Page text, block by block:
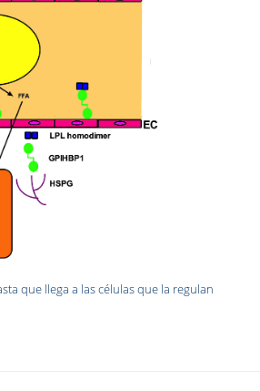
que llega a las células que la regulan